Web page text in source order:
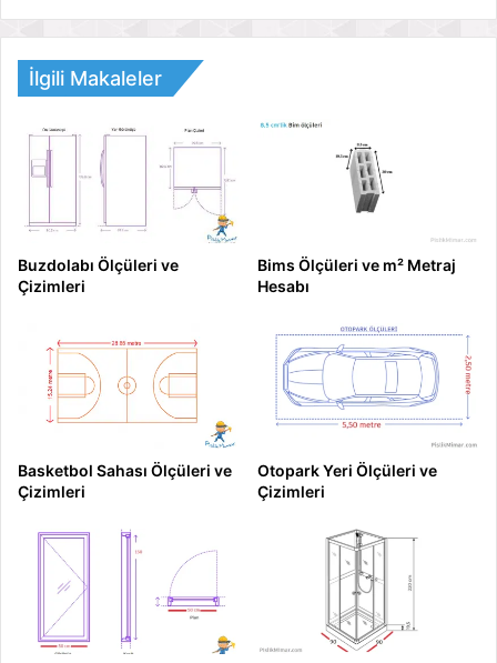
İlgili Makaleler
Buzdolabı Ölçüleri ve
Çizimleri
Bims Ölçüleri ve m² Metraj
Hesabı
Basketbol Sahası Ölçüleri ve
Çizimleri
Otopark Yeri Ölçüleri ve
Çizimleri